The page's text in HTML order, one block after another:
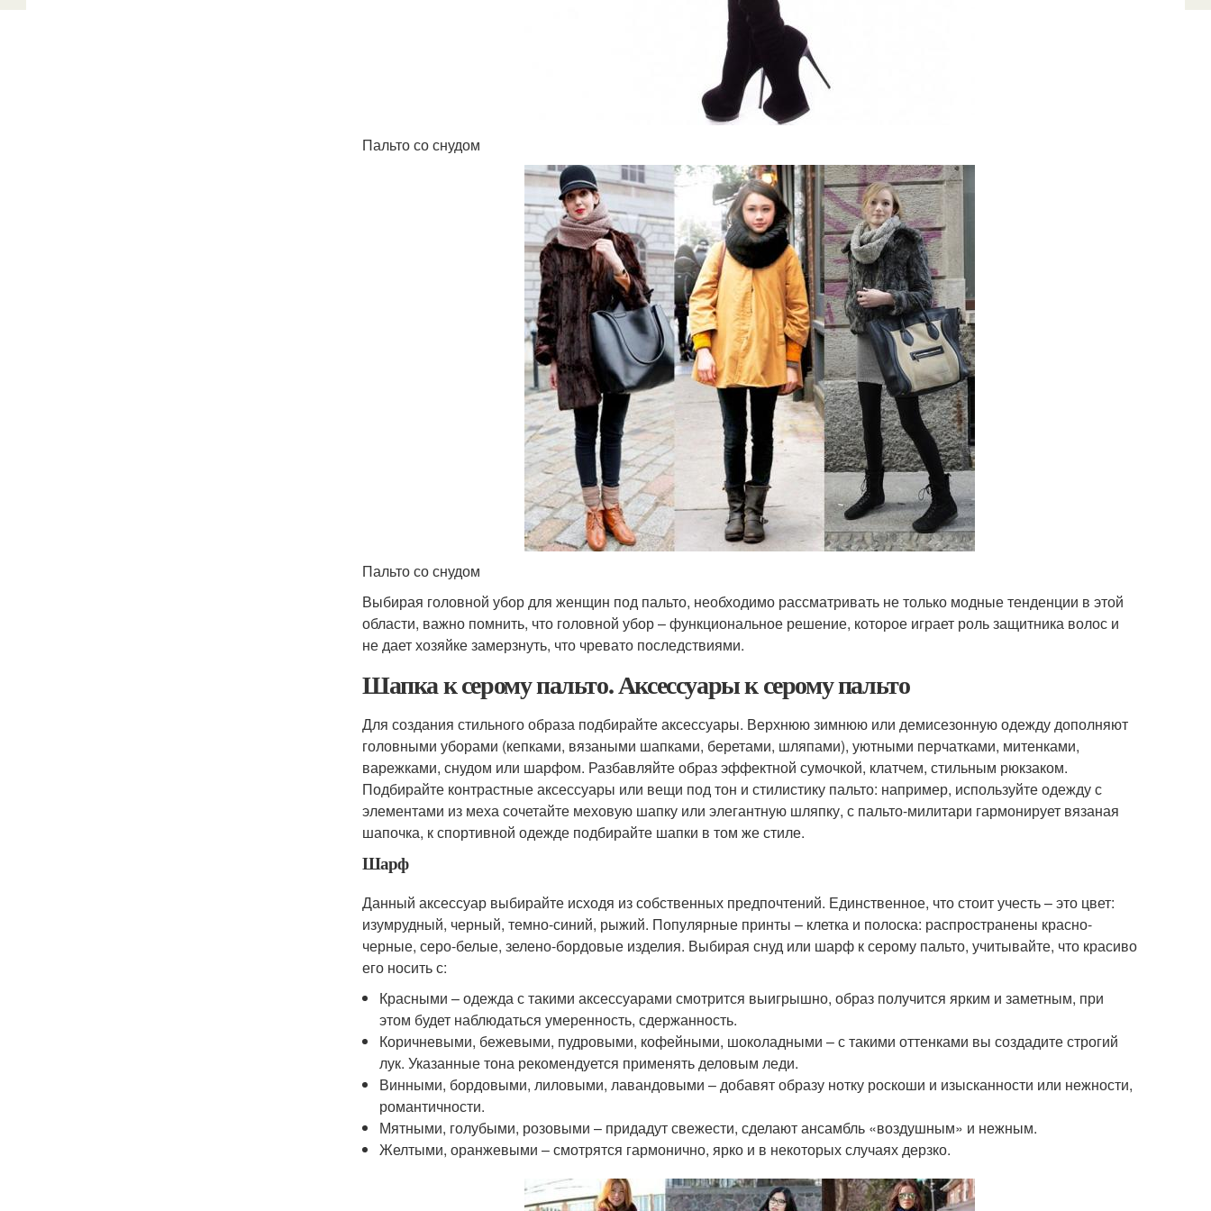
Пальто со снудом
Пальто со снудом
Выбирая головной убор для женщин под пальто, необходимо рассматривать не только модные тенденции в этой
области, важно помнить, что головной убор – функциональное решение, которое играет роль защитника волос и
не дает хозяйке замерзнуть, что чревато последствиями.
Шапка к серому пальто. Аксессуары к серому пальто
Для создания стильного образа подбирайте аксессуары. Верхнюю зимнюю или демисезонную одежду дополняют
головными уборами (кепками, вязаными шапками, беретами, шляпами), уютными перчатками, митенками,
варежками, снудом или шарфом. Разбавляйте образ эффектной сумочкой, клатчем, стильным рюкзаком.
Подбирайте контрастные аксессуары или вещи под тон и стилистику пальто: например, используйте одежду с
элементами из меха сочетайте меховую шапку или элегантную шляпку, с пальто-милитари гармонирует вязаная
шапочка, к спортивной одежде подбирайте шапки в том же стиле.
Шарф
Данный аксессуар выбирайте исходя из собственных предпочтений. Единственное, что стоит учесть – это цвет:
изумрудный, черный, темно-синий, рыжий. Популярные принты – клетка и полоска: распространены красно-
черные, серо-белые, зелено-бордовые изделия. Выбирая снуд или шарф к серому пальто, учитывайте, что красиво
его носить с:
Красными – одежда с такими аксессуарами смотрится выигрышно, образ получится ярким и заметным, при
этом будет наблюдаться умеренность, сдержанность.
Коричневыми, бежевыми, пудровыми, кофейными, шоколадными – с такими оттенками вы создадите строгий
лук. Указанные тона рекомендуется применять деловым леди.
Винными, бордовыми, лиловыми, лавандовыми – добавят образу нотку роскоши и изысканности или нежности,
романтичности.
Мятными, голубыми, розовыми – придадут свежести, сделают ансамбль «воздушным» и нежным.
Желтыми, оранжевыми – смотрятся гармонично, ярко и в некоторых случаях дерзко.